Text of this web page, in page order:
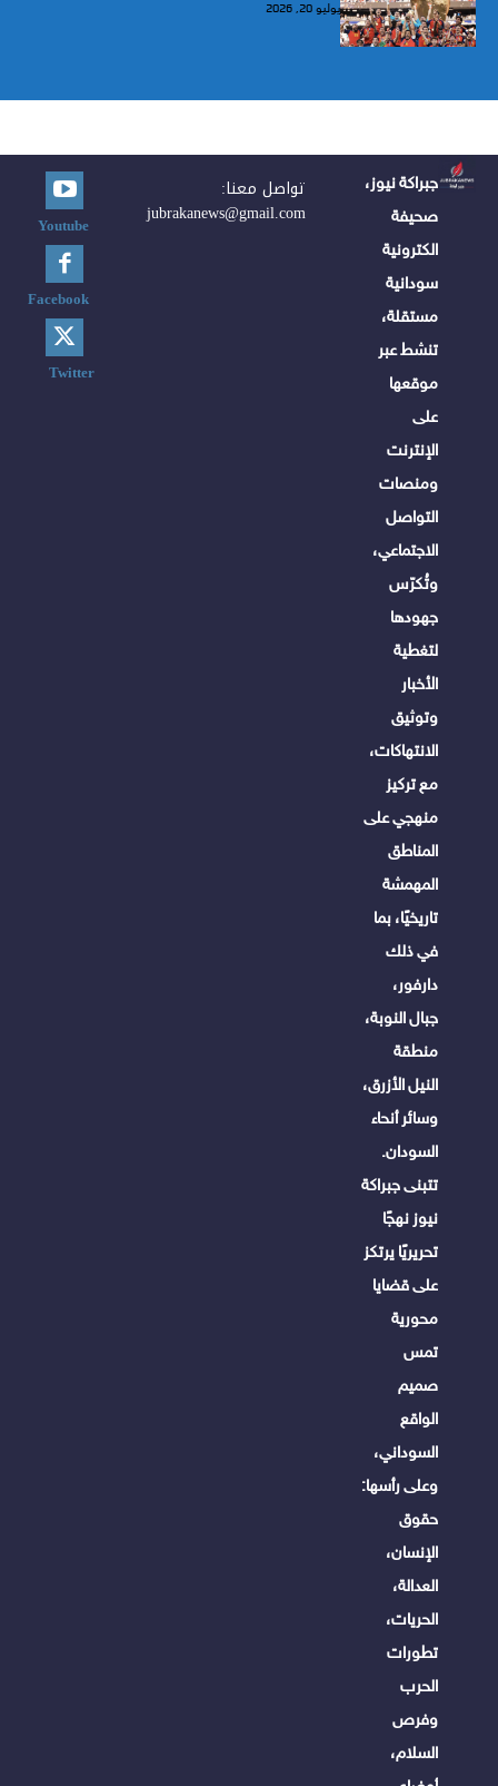
يوليو 20, 2026
جبراكة نيوز،
صحيفة
الكترونية
سودانية
مستقلة،
تنشط عبر
موقعها
على
الإنترنت
ومنصات
التواصل
الاجتماعي،
وتُكرّس
جهودها
لتغطية
الأخبار
وتوثيق
الانتهاكات،
مع تركيز
منهجي على
المناطق
المهمشة
تاريخيًا، بما
في ذلك
دارفور،
جبال النوبة،
منطقة
النيل الأزرق،
وسائر أنحاء
السودان.
تتبنى جبراكة
نيوز نهجًا
تحريريًا يرتكز
على قضايا
محورية
تمس
صميم
الواقع
السوداني،
وعلى رأسها:
حقوق
الإنسان،
العدالة،
الحريات،
تطورات
الحرب
وفرص
السلام،
تواصل معنا:
jubrakanews@gmail.com
Youtube
Facebook
Twitter